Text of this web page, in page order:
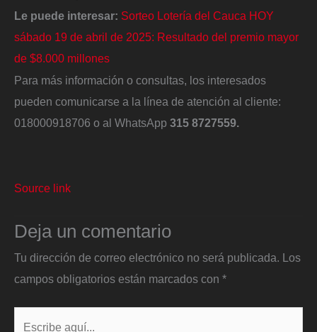
Le puede interesar: Sorteo Lotería del Cauca HOY
sábado 19 de abril de 2025: Resultado del premio mayor
de $8.000 millones
Para más información o consultas, los interesados
pueden comunicarse a la línea de atención al cliente:
018000918706 o al WhatsApp 315 8727559.​
Source link
Deja un comentario
Tu dirección de correo electrónico no será publicada.
Los
campos obligatorios están marcados con *